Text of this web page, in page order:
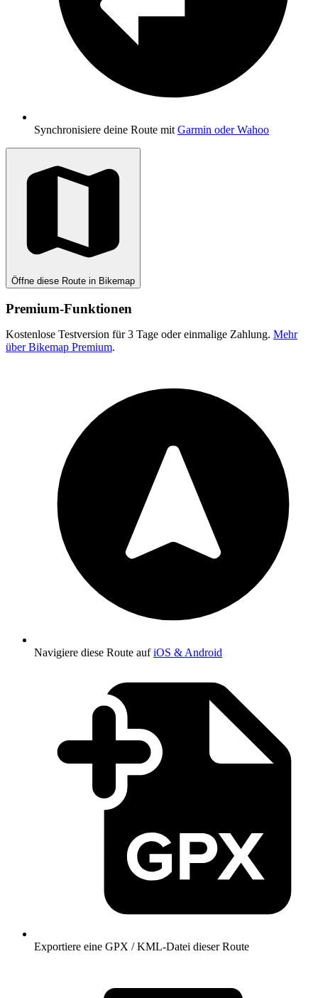
Synchronisiere deine Route mit Garmin oder Wahoo
Öffne diese Route in Bikemap
Premium-Funktionen
Kostenlose Testversion für 3 Tage oder einmalige Zahlung. Mehr
über Bikemap Premium.
Navigiere diese Route aufiOS & Android
Exportiere eine GPX / KML-Datei dieser Route